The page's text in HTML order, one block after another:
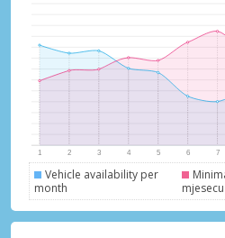
Prijava
Vehicle availability per
month
mjesecu